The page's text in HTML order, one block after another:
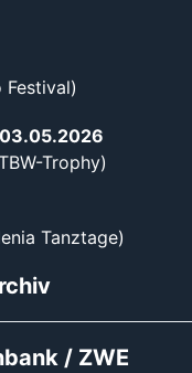
Festival)
Trophy)
Tanztage)
/ ZWE